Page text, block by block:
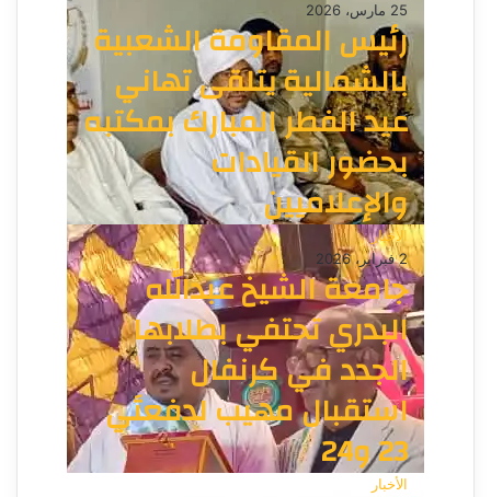
25 مارس، 2026
رئيس المقاومة الشعبية
بالشمالية يتلقى تهاني
عيد الفطر المبارك بمكتبه
بحضور القيادات
والإعلاميين
الأخبار
2 فبراير، 2026
جامعة الشيخ عبدالله
البدري تحتفي بطلابها
الجدد في كرنفال
استقبال مهيب لدفعتَي
23 و24
الأخبار